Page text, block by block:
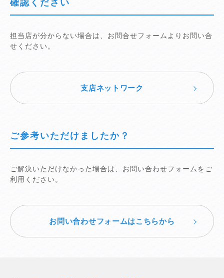
確認ください
担当店が分からない場合は、お問合せフォームよりお問い合
せください。
支店ネットワーク
ご参考いただけましたか？
ご解決いただけなかった場合は、お問い合わせフォームをご
利用ください。
お問い合わせフォームはこちらから